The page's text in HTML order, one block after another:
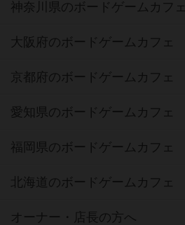
神奈川県のボードゲームカフェ
大阪府のボードゲームカフェ
京都府のボードゲームカフェ
愛知県のボードゲームカフェ
福岡県のボードゲームカフェ
北海道のボードゲームカフェ
オーナー・店長の方へ